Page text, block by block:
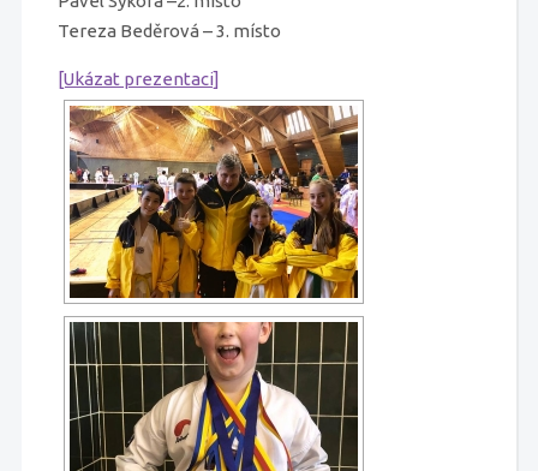
Tereza Beděrová – 3. místo
[Ukázat prezentaci]